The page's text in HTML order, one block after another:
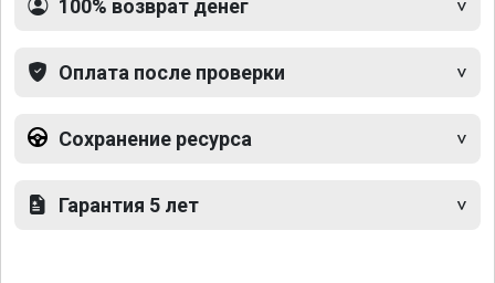
100% возврат денег
Оплата после проверки
Сохранение ресурса
Гарантия 5 лет